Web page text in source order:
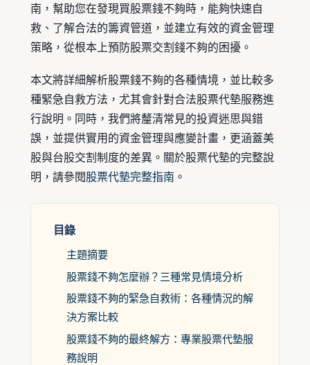
南，幫助您在發現買股票錢不夠時，能夠快速自
救、了解合法的籌資管道，並建立有效的資金管理
策略，從根本上預防股票交割錢不夠的困擾。
本文將詳細解析股票錢不夠的各種情境，並比較多
種緊急自救方法，尤其會針對合法股票代墊服務進
行說明。同時，我們將釐清常見的投資迷思與錯
誤，並提供實用的資金管理與應變計畫，更涵蓋美
股與台股交割制度的差異。關於股票代墊的完整說
明，請參閱股票代墊完整指南 。
目錄
主題摘要
股票錢不夠怎麼辦？三種常見情境分析
股票錢不夠的緊急自救術：各種情況的解
決方案比較
股票錢不夠的最終解方：專業股票代墊服
務說明